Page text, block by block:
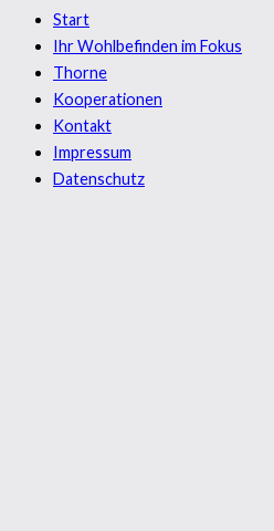
Start
Ihr Wohlbefinden im Fokus
Thorne
Kooperationen
Kontakt
Impressum
Datenschutz